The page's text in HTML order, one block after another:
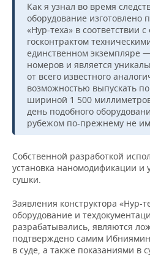
Как я узнал во время
оборудование изготовлено
«Нур-теха» в соответствии
госконтрактом
единственном экземпляре
номеров и является
от всего известного
возможностью выпускать
шириной 1 500
день подобного
рубежом по-прежнему не
Собственной разработкой
установка наномодификации и
сушки.
Заявления конструктора «Нур-
оборудование и
разрабатывались, являются
подтверждено самим
в суде, а также показаниями в